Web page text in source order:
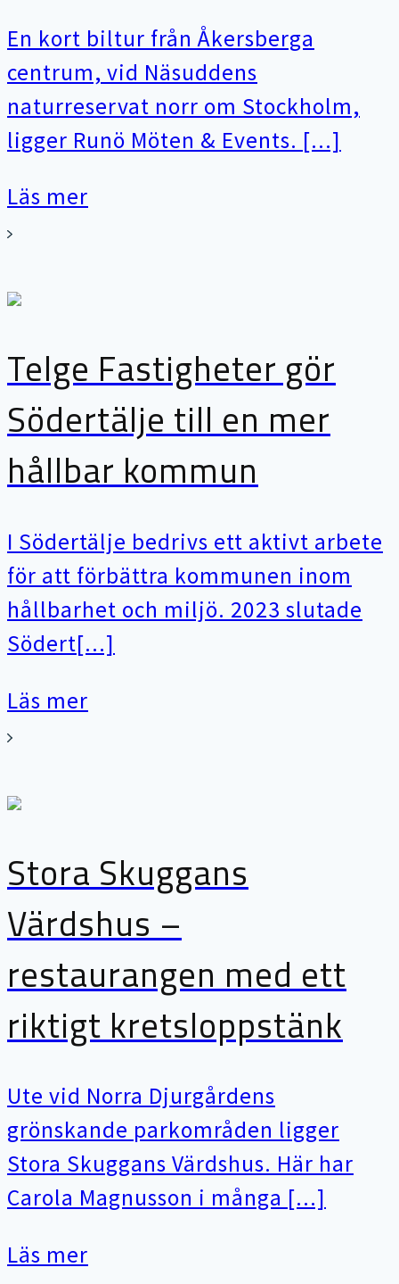
En kort biltur från Åkersberga
centrum, vid Näsuddens
naturreservat norr om Stockholm,
ligger Runö Möten & Events. [...]
Läs mer
Telge Fastigheter gör
Södertälje till en mer
hållbar kommun
I Södertälje bedrivs ett aktivt arbete
för att förbättra kommunen inom
hållbarhet och miljö. 2023 slutade
Södert[...]
Läs mer
Stora Skuggans
Värdshus –
restaurangen med ett
riktigt kretsloppstänk
Ute vid Norra Djurgårdens
grönskande parkområden ligger
Stora Skuggans Värdshus. Här har
Carola Magnusson i många [...]
Läs mer